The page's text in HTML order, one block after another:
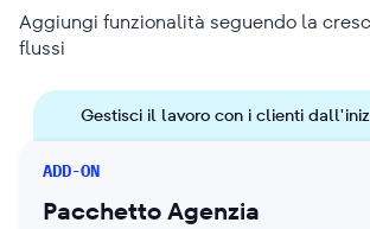
Aggiungi funzionalità seguendo la
flussi
Gestisci il lavoro con i clienti
ADD-ON
Pacchetto Agenzia